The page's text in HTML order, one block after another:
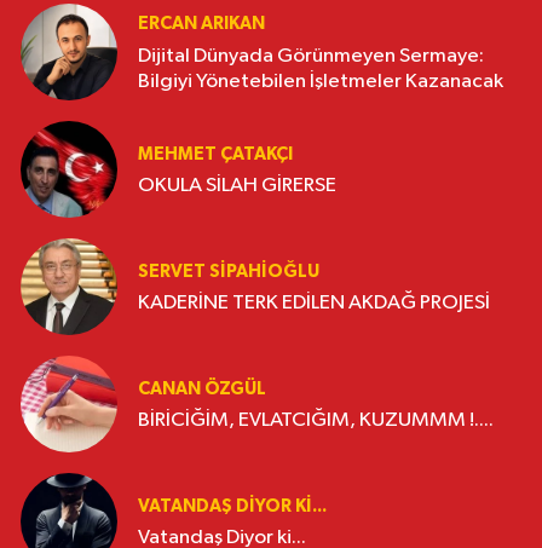
ERCAN ARIKAN
Dijital Dünyada Görünmeyen Sermaye:
Bilgiyi Yönetebilen İşletmeler Kazanacak
MEHMET ÇATAKÇI
OKULA SİLAH GİRERSE
SERVET SİPAHİOĞLU
KADERİNE TERK EDİLEN AKDAĞ PROJESİ
CANAN ÖZGÜL
BİRİCİĞİM, EVLATCIĞIM, KUZUMMM !....
VATANDAŞ DIYOR KI...
Vatandaş Diyor ki...